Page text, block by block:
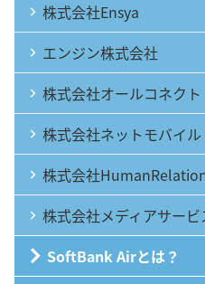
株式会社Ensya
エンジン株式会社
株式会社オールコネクト
株式会社ネットモバイル
株式会社
株式会社メディアサービ
SoftBank Airとは？